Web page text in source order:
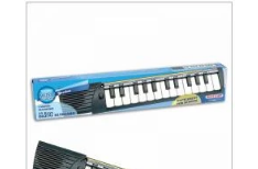
Tasti
Polifonica